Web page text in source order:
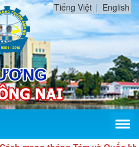
Tiếng Việt English